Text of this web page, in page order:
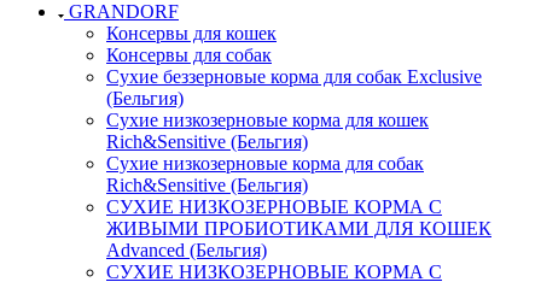
GRANDORF
Консервы для кошек
Консервы для собак
Сухие беззерновые корма для собак Exclusive
(Бельгия)
Сухие низкозерновые корма для кошек
Rich&Sensitive (Бельгия)
Сухие низкозерновые корма для собак
Rich&Sensitive (Бельгия)
СУХИЕ НИЗКОЗЕРНОВЫЕ КОРМА С
ЖИВЫМИ ПРОБИОТИКАМИ ДЛЯ КОШЕК
Advanced (Бельгия)
СУХИЕ НИЗКОЗЕРНОВЫЕ КОРМА С